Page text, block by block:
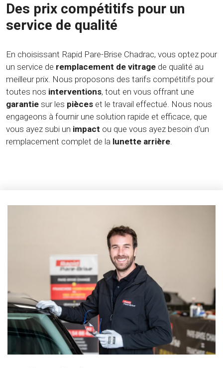
Des prix compétitifs pour un
service de qualité
En choisissant Rapid Pare-Brise Chadrac, vous optez pour
un service de remplacement de vitrage de qualité au
meilleur prix. Nous proposons des tarifs compétitifs pour
toutes nos interventions, tout en vous offrant une
garantie sur les pièces et le travail effectué. Nous nous
engageons à fournir une solution rapide et efficace, que
vous ayez subi un impact ou que vous ayez besoin d'un
remplacement complet de la lunette arrière.